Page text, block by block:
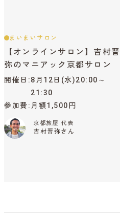
まいまいサロン
【オンラインサロン】吉村晋
弥のマニアック京都サロン
開催日
8月12日(水)20:00～
21:30
参加費
月額1,500円
京都旅屋 代表
吉村晋弥さん